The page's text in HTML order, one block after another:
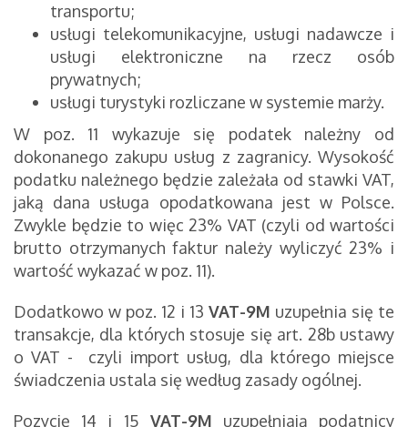
transportu;
usługi telekomunikacyjne, usługi nadawcze i
usługi elektroniczne na rzecz osób
prywatnych;
usługi turystyki rozliczane w systemie marży.
W poz. 11 wykazuje się podatek należny od
dokonanego zakupu usług z zagranicy. Wysokość
podatku należnego będzie zależała od stawki VAT,
jaką dana usługa opodatkowana jest w Polsce.
Zwykle będzie to więc 23% VAT (czyli od wartości
brutto otrzymanych faktur należy wyliczyć 23% i
wartość wykazać w poz. 11).
Dodatkowo w poz. 12 i 13 VAT-9M uzupełnia się te
transakcje, dla których stosuje się art. 28b ustawy
o VAT - czyli import usług, dla którego miejsce
świadczenia ustala się według zasady ogólnej.
Pozycję 14 i 15 VAT-9M uzupełniają podatnicy